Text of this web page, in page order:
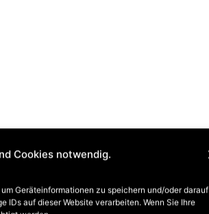
Cookies notwendig.
Geräteinformationen zu speichern und/oder darauf
auf dieser Website verarbeiten. Wenn Sie Ihre